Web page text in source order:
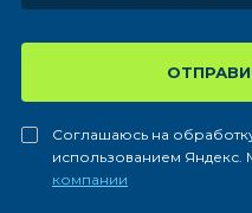
Соглашаюсь на
использованием Яндекс.
компании